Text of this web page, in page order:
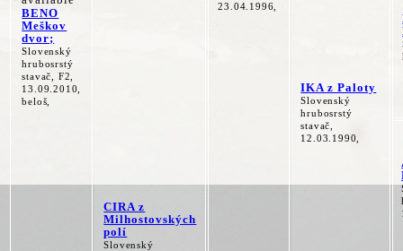
BENO
Meškov
dvor;
Slovenský
hrubosrstý
stavač, F2,
13.09.2010,
beloš,
CIRA z
Milhostovských
polí
Slovenský
23.04.1996,
IKA z Paloty
Slovenský
hrubosrstý
stavač,
12.03.1990,